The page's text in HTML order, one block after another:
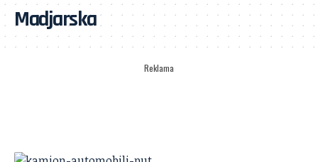
Madjarska
Reklama